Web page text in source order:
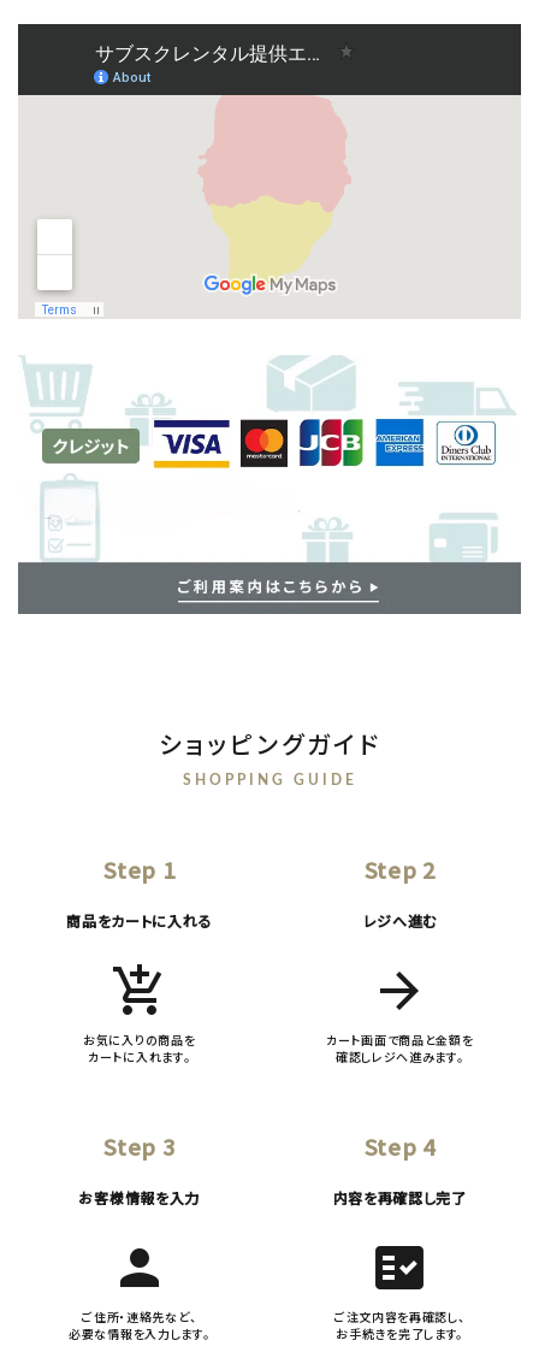
ショッピングガイド
SHOPPING GUIDE
Step 1
商品をカートに入れる
add_shopping_cart
お気に入りの商品を
カートに入れます。
Step 2
レジへ進む
arrow_forward
カート画面で商品と金額を
確認しレジへ進みます。
Step 3
お客様情報を入力
person
ご住所・連絡先など、
必要な情報を入力します。
Step 4
内容を再確認し完了
fact_check
ご注文内容を再確認し、
お手続きを完了します。